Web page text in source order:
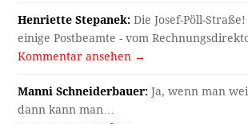
Henriette Stepanek: Die Josef-Pöll-
einige Postbeamte - vom
Kommentar ansehen →
Manni Schneiderbauer: Ja, wenn man
dann kann man…